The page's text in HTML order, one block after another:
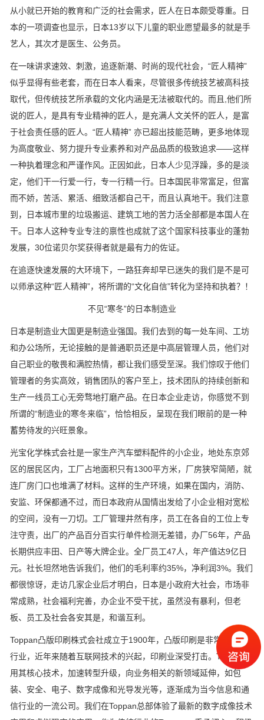
从小就已开始的教育和广泛的社会需求，匠人在日本颇受尊重。日
本的一项调查也显示，日本13岁以下儿童的职业愿望最多的就是手
艺人，其次才是医生、公务员。
在一味讲求速效、刺激，追逐新潮、时尚的现代社会，“匠人精神”
似乎显得有些老套，而在日本人看来，尽管很多传统技艺被高科技
取代，但传统技艺所承载的文化内涵是无法被取代的。而且,他们所
说的匠人，是具有专业精神的匠人，是充满人文关怀的匠人，是富
于社会责任感的匠人。“匠人精神” 亦已超出技能范畴，更多地体现
为高度敬业、努力提升专业素养和对产品品质的极致追求——这样
一种执着理念和严谨作风。正因如此，日本人少见浮躁，多的是淡
定，他们干一行爱一行，专一行精一行。日本国民非常富足，但富
而不娇，苦活、累活、细致活都自己干，而且认真地干。我们注意
到，日本城市里的垃圾搬运、建筑工地的苦力活全部都是本国人在
干。日本人这种专业专注的禀性也成就了这个国家科技事业的蓬勃
发展，30位诺贝尔奖获得者就是最有力的佐证。
在追逐快速发展的大环境下，一路狂奔却早已迷失的我们是不是可
以师承这种“匠人精神”，将所谓的“文化自信”转化为坚持和执着？！
不见“寒冬”的日本制造业
日本是制造业大国更是制造业强国。我们去到的每一处车间、工坊
和办公场所，无论接触的是普通职员还是中高层管理人员，他们对
自己职业的敬畏和满腔热情，都让我们感受至深。我们惊叹于他们
管理者的务实高效，销售团队的客户至上，技术团队的持续创新和
生产一线员工心无旁骛地打磨产品。在日本企业走访，你感觉不到
所谓的“制造业的寒冬来临”，恰恰相反，呈现在我们眼前的是一种
蓄势待发的兴旺景象。
光宝化学株式会社是一家生产汽车塑料配件的小企业，地处东京郊
区的居民区内，工厂占地面积只有1300平方米，厂房狭窄简陋，就
连厂房门口也堆满了材料。这样的生产环境，如果在国内，消防、
安监、环保都通不过，而日本政府从国情出发给了小企业相对宽松
的空间，没有一刀切。工厂管理井然有序，员工在各自的工位上专
注守责，出厂的产品百分百实行单件检测无差错，办厂56年，产品
长期供应丰田、日产等大牌企业。全厂员工47人，年产值达9亿日
元。社长坦然地告诉我们，他们的毛利率约35%，净利润3%。我们
都很惊讶，走访几家企业后才明白，日本是小政府大社会，市场非
常成熟，社会福利完善，办企业不受干扰，虽然没有暴利，但老
板、员工及社会各安其是，和谐互利。
Toppan凸版印刷株式会社成立于1900年，凸版印刷是非常传统的
行业，近年来随着互联网技术的兴起，印刷业深受打击。Toppan利
用其核心技术，加速转型升级，向业务相关的新领域延伸，如包
装、安全、电子、数字成像和光导发光等，逐渐成为当今信息和通
信行业的一流公司。我们在Toppan总部体验了最新的数字成像技术